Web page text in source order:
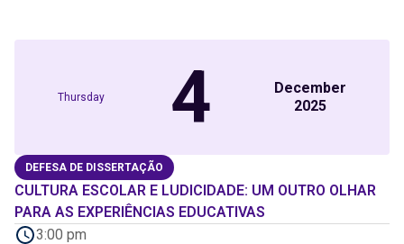
Thursday 4
December
2025
DEFESA DE DISSERTAÇÃO
CULTURA ESCOLAR E LUDICIDADE: UM OUTRO OLHAR
PARA AS EXPERIÊNCIAS EDUCATIVAS
3:00 pm